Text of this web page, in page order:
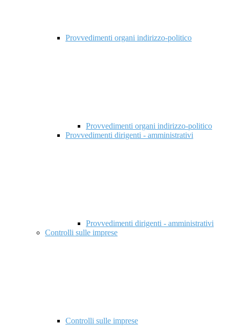
Provvedimenti organi indirizzo-politico
Provvedimenti organi indirizzo-politico
Provvedimenti dirigenti - amministrativi
Provvedimenti dirigenti - amministrativi
Controlli sulle imprese
Controlli sulle imprese